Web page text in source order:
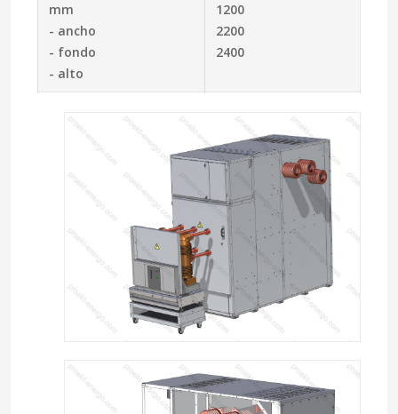
mm
- ancho
- fondo
- alto
1200
2200
2400